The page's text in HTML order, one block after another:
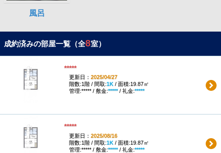
成約済みの部屋一覧（全8室）
*****
更新日： 2025/04/27
階数:1階 / 間取:1K/ 面積:19.87㎡
管理:***** / 敷金:*****/ 礼金:*****
*****
更新日： 2025/08/16
階数:1階 / 間取:1K/ 面積:19.87㎡
管理:***** / 敷金:*****/ 礼金:*****